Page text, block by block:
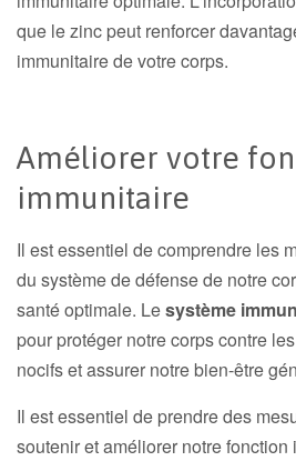
que le zinc peut renforcer
immunitaire de votre corps.
Améliorer votre
immunitaire
Il est essentiel de comprendre les
du système de défense de notre
santé optimale. Lesystème
pour protéger notre corps contre
nocifs et assurer notre bien-être
Il est essentiel de prendre des
soutenir et améliorer notre